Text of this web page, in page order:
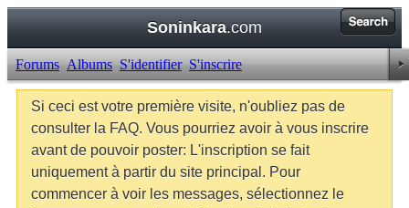
Soninkara.com
Forums Albums S'identifier S'inscrire
Si ceci est votre première visite, n'oubliez pas de
consulter la FAQ. Vous pourriez avoir à vous inscrire
avant de pouvoir poster: L'inscription se fait
uniquement à partir du site principal. Pour
commencer à voir les messages, sélectionnez le